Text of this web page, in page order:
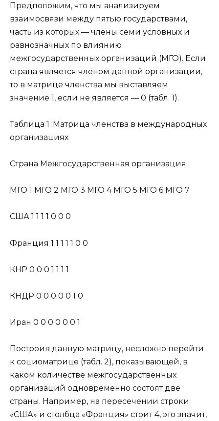
Предположим, что мы анализируем
взаимосвязи между пятью государствами,
часть из которых — члены семи условных и
равнозначных по влиянию
межгосударственных организаций (МГО). Если
страна является членом данной организации,
то в матрице членства мы выставляем
значение 1, если не является — 0 (табл. 1).
Таблица 1. Матрица членства в международных
организациях
Страна Межгосударственная организация
МГО 1 МГО 2 МГО 3 МГО 4 МГО 5 МГО 6 МГО 7
США 1 1 1 1 0 0 0
Франция 1 1 1 1 1 0 0
КНР 0 0 0 1 1 1 1
КНДР 0 0 0 0 0 1 0
Иран 0 0 0 0 0 0 1
Построив данную матрицу, несложно перейти
к социоматрице (табл. 2), показывающей, в
каком количестве межгосударственных
организаций одновременно состоят две
страны. Например, на пересечении строки
«США» и столбца «Франция» стоит 4, это значит,